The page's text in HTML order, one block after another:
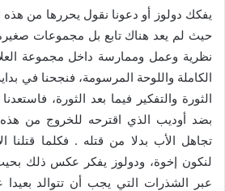
يفكك دولوز أو دعونا نقول يحررها من هذه
حيث لم يعد هناك تابع بل مجموعات
نظرية وعمل وممارسة داخل مجموعة
الكاملة واللوحة المرسومة، فنجحنا في
الثورة والتفكير فيما بعد الثورة،
بضد أوديب الذي اقترحه للخروج من هذه
تجاهل الأب بدلا من قتله . فكلما قتلنا
لنكون إخوة، ودولوز يفكر عكس ذلك
عبر الشذرات التي يجب أن تتوالد